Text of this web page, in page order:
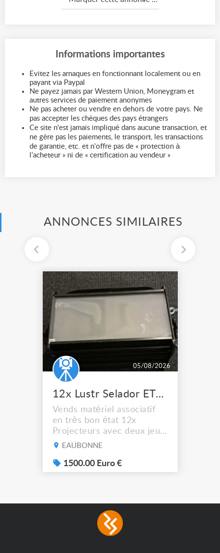
Informations importantes
Evitez les arnaques en fonctionnant localement ou en
payant via Paypal
Ne payez jamais par Western Union, Moneygram et
autres services de paiement anonymes
Ne pas acheter ou vendre en dehors de votre pays. Ne
pas accepter les chèques des pays étrangers
Ce site n'est jamais impliqué dans aucune transaction, et
ne gère pas les paiements, le transport, les transactions
de garantie, etc. et n'offre pas de « protection à
l’acheteur » ni de « certification au vendeur »
ANNONCES SIMILAIRES
05/08/2026
12x Lustr Selador ETC Led 7x colors filtres
Vends matériel associatif
en très bon état 12x
Projecteurs avec deux jeux
de filtre filtre Lustr Selador
system – seven colour
LEDs providing the
with low power
consumption The
EAUBONNE
1500.00 Euro €